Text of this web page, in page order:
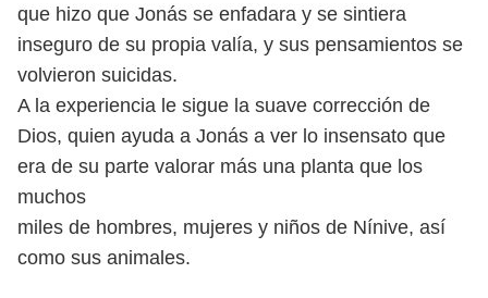
que hizo que Jonás se enfadara y se sintiera
inseguro de su propia valía, y sus pensamientos se
volvieron suicidas.
A la experiencia le sigue la suave corrección de
Dios, quien ayuda a Jonás a ver lo insensato que
era de su parte valorar más una planta que los
muchos
miles de hombres, mujeres y niños de Nínive, así
como sus animales.